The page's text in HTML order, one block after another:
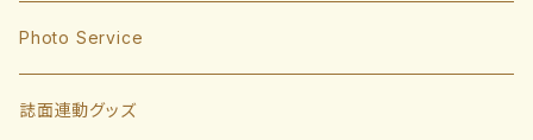
東浜巨
有原航平
捕手
甲斐拓也
内野手
Photo Service
誌面連動グッズ